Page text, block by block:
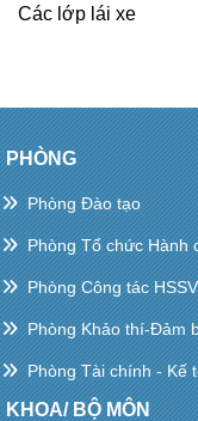
Các lớp lái xe
PHÒNG
Phòng Đào tạo
Phòng Tổ chức Hành
Phòng Công tác HSSV
Phòng Khảo thí-Đảm
Phòng Tài chính - Kế
KHOA/ BỘ MÔN